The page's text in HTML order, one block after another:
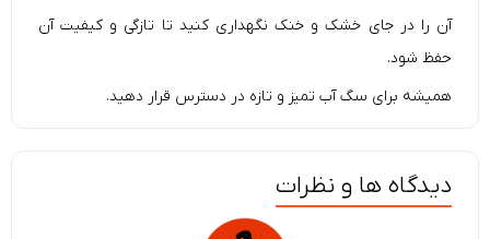
آن را در جای خشک و خنک نگهداری کنید تا تازگی و کیفیت آن
حفظ شود.
همیشه برای سگ آب تمیز و تازه در دسترس قرار دهید.
دیدگاه ها و نظرات